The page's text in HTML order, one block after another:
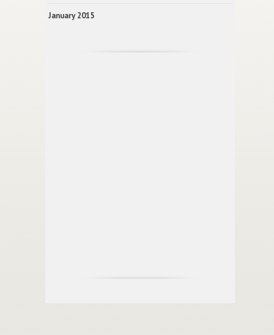
January 2015